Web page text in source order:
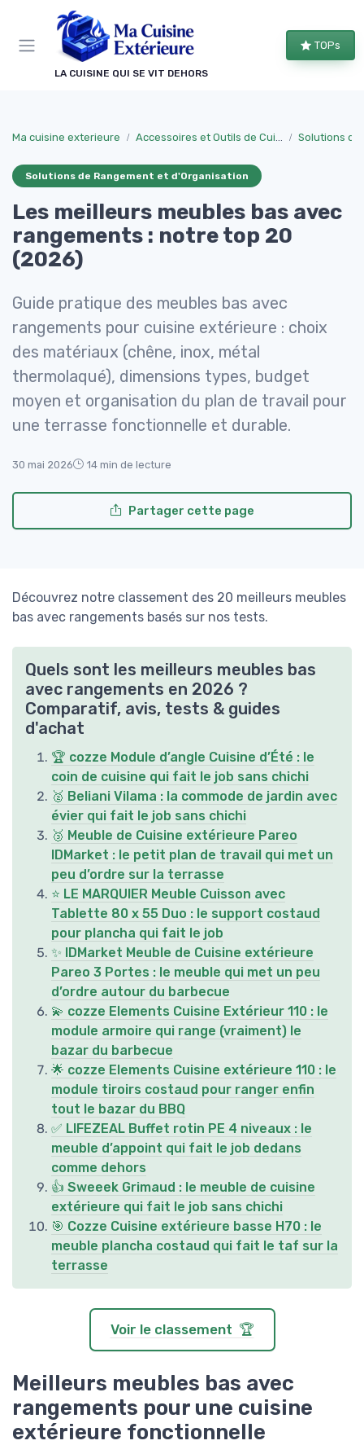
LA CUISINE QUI SE VIT DEHORS
TOPs
Ma cuisine exterieure Accessoires et Outils de Cuisine Solutions de
Solutions de Rangement et d'Organisation
Les meilleurs meubles bas avec
rangements : notre top 20
(2026)
Guide pratique des meubles bas avec
rangements pour cuisine extérieure : choix
des matériaux (chêne, inox, métal
thermolaqué), dimensions types, budget
moyen et organisation du plan de travail pour
une terrasse fonctionnelle et durable.
30 mai 2026 14 min de lecture
Partager cette page
Découvrez notre classement des 20 meilleurs meubles
bas avec rangements basés sur nos tests.
Quels sont les meilleurs meubles bas
avec rangements en 2026 ?
Comparatif, avis, tests & guides
d'achat
🏆 cozze Module d’angle Cuisine d’Été : le
coin de cuisine qui fait le job sans chichi
🥈 Beliani Vilama : la commode de jardin avec
évier qui fait le job sans chichi
🥉 Meuble de Cuisine extérieure Pareo
IDMarket : le petit plan de travail qui met un
peu d’ordre sur la terrasse
⭐ LE MARQUIER Meuble Cuisson avec
Tablette 80 x 55 Duo : le support costaud
pour plancha qui fait le job
✨ IDMarket Meuble de Cuisine extérieure
Pareo 3 Portes : le meuble qui met un peu
d’ordre autour du barbecue
💫 cozze Elements Cuisine Extérieur 110 : le
module armoire qui range (vraiment) le
bazar du barbecue
🌟 cozze Elements Cuisine extérieure 110 : le
module tiroirs costaud pour ranger enfin
tout le bazar du BBQ
✅ LIFEZEAL Buffet rotin PE 4 niveaux : le
meuble d’appoint qui fait le job dedans
comme dehors
👍 Sweeek Grimaud : le meuble de cuisine
extérieure qui fait le job sans chichi
🎯 Cozze Cuisine extérieure basse H70 : le
meuble plancha costaud qui fait le taf sur la
terrasse
Voir le classement 🏆
Meilleurs meubles bas avec
rangements pour une cuisine
extérieure fonctionnelle
Panneau de gestion des cookies